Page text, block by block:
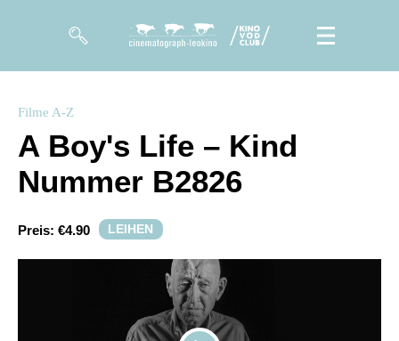
Magazin
Kuratierungen
Events
So geht’s
Filmpakete
Filme A-Z
A Boy's Life – Kind
Nummer B2826
Preis: €4.90 LEIHEN